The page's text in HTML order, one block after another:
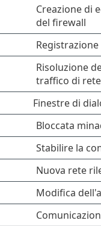
Creazione di
del firewall
Risoluzione
traffico di rete
Finestre di
Bloccata
Stabilire la
Nuova rete
Modifica